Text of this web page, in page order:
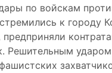
по войскам
к городу
Решительным